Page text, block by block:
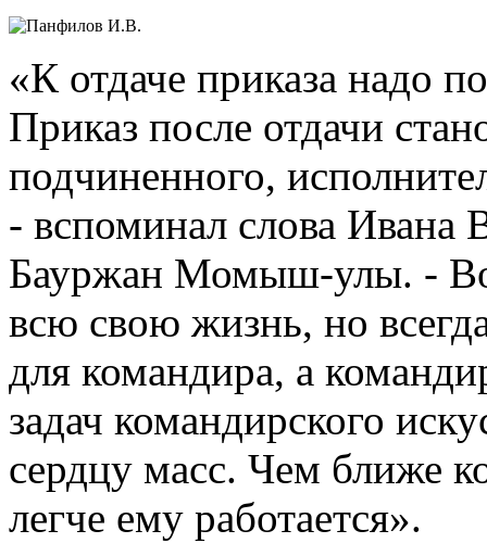
«К отдаче приказа надо
Приказ после отдачи
подчиненного,
- вспоминал слова Ивана
Бауржан Момыш-улы. -
всю свою жизнь, но
для командира, а
задач командирского
сердцу масс. Чем ближе
легче ему работается».